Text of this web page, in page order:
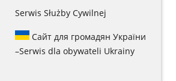
Serwis Służby Cywilnej
Сайт для громадян України
–Serwis dla obywateli Ukrainy